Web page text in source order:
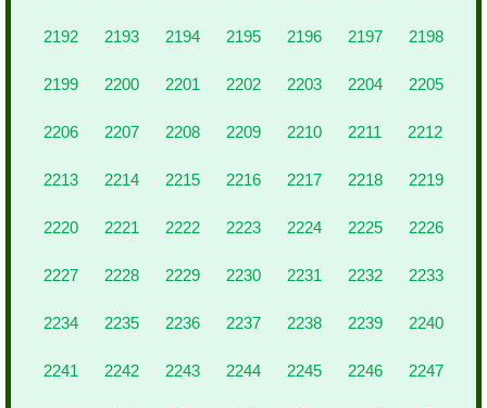
2192 2193 2194 2195 2196 2197 2198
2199 2200 2201 2202 2203 2204 2205
2206 2207 2208 2209 2210 2211 2212
2213 2214 2215 2216 2217 2218 2219
2220 2221 2222 2223 2224 2225 2226
2227 2228 2229 2230 2231 2232 2233
2234 2235 2236 2237 2238 2239 2240
2241 2242 2243 2244 2245 2246 2247